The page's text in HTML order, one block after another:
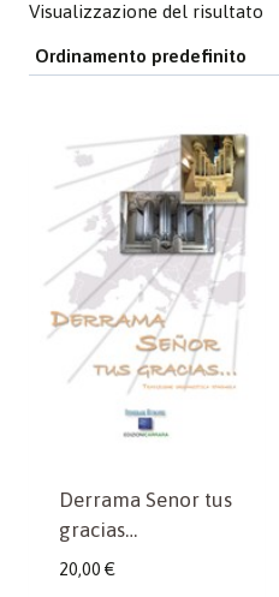
Visualizzazione del risultato
Derrama Senor tus
gracias…
20,00 €